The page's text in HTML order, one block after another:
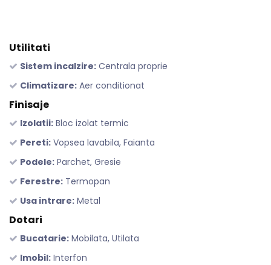
Utilitati
Sistem incalzire: Centrala proprie
Climatizare: Aer conditionat
Finisaje
Izolatii: Bloc izolat termic
Pereti: Vopsea lavabila, Faianta
Podele: Parchet, Gresie
Ferestre: Termopan
Usa intrare: Metal
Dotari
Bucatarie: Mobilata, Utilata
Imobil: Interfon